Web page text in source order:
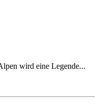
wird eine Legende...